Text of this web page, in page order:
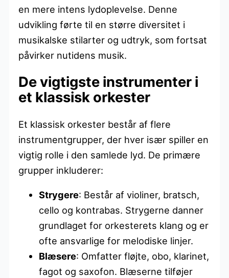
en mere intens lydoplevelse. Denne
udvikling førte til en større diversitet i
musikalske stilarter og udtryk, som fortsat
påvirker nutidens musik.
De vigtigste instrumenter i
et klassisk orkester
Et klassisk orkester består af flere
instrumentgrupper, der hver især spiller en
vigtig rolle i den samlede lyd. De primære
grupper inkluderer:
Strygere: Består af violiner, bratsch,
cello og kontrabas. Strygerne danner
grundlaget for orkesterets klang og er
ofte ansvarlige for melodiske linjer.
Blæsere: Omfatter fløjte, obo, klarinet,
fagot og saxofon. Blæserne tilføjer